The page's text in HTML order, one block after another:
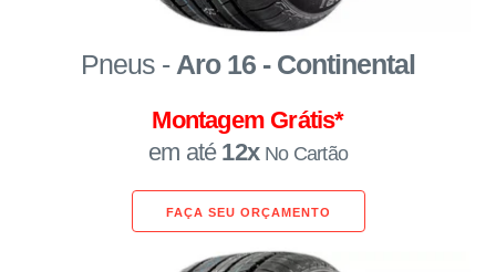
Pneus - Aro 16 - Continental
Montagem Grátis*
em até 12x No Cartão
FAÇA SEU ORÇAMENTO